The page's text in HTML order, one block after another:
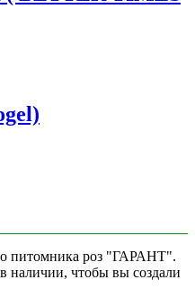
питомника роз "ГАРАНТ".
наличии, чтобы вы создали